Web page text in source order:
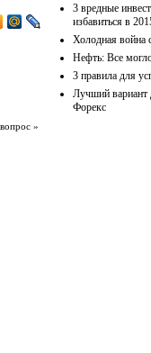
»
3 вредные
избавиться в
Холодная война
Нефть: Все
3 правила для
Лучший вариант
Форекс